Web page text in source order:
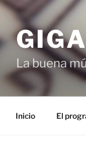
La buena
Inicio El